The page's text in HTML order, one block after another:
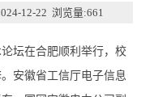
12-22 浏览量:661
坛在合肥顺利举行，校
安徽省工信厅电子信息